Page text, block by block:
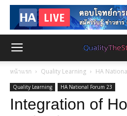
หน้าแรก Quality Learning HA
Quality Learning HA National Forum 23
Integration of